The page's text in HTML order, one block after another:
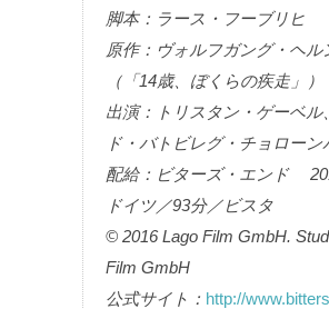
脚本：ラース・フーブリヒ
原作：ヴォルフガング・ヘル
（「14歳、ぼくらの疾走」）
出演：トリスタン・ゲーベル
ド・バトビレグ・チョローン
配給：ビターズ・エンド
ドイツ／93分／ビスタ
© 2016 Lago Film GmbH.
Film GmbH
公式サイト： http://